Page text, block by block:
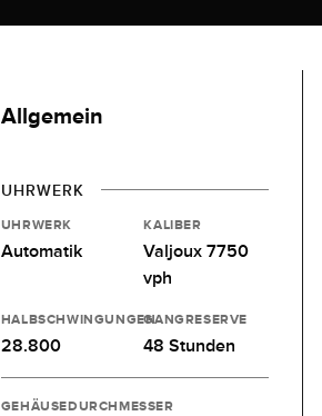
Allgemein
UHRWERK
UHRWERK
Automatik
KALIBER
Valjoux 7750
vph
HALBSCHWINGUNGEN
28.800
GANGRESERVE
48 Stunden
GEHÄUSEDURCHMESSER